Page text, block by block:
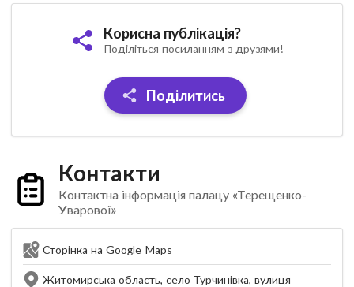
Корисна публікація?
Поділіться посиланням з друзями!
Поділитись
Контакти
Контактна інформація палацу «Терещенко-
Уварової»
Сторінка на Google Maps
Житомирська область, село Турчинівка, вулиця